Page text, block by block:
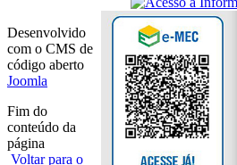
Desenvolvido
com o CMS de
código aberto
Joomla
Fim do
conteúdo da
página
Voltar para o